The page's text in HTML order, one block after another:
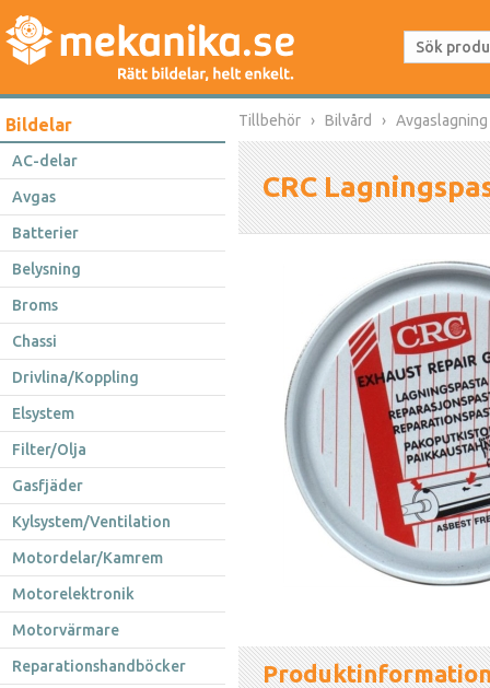
Bildelar
AC-delar
Avgas
Batterier
Belysning
Broms
Chassi
Drivlina/Koppling
Elsystem
Filter/Olja
Gasfjäder
Kylsystem/Ventilation
Motordelar/Kamrem
Motorelektronik
Motorvärmare
Reparationshandböcker
Tillbehör Bilvård Avgaslagning
CRC